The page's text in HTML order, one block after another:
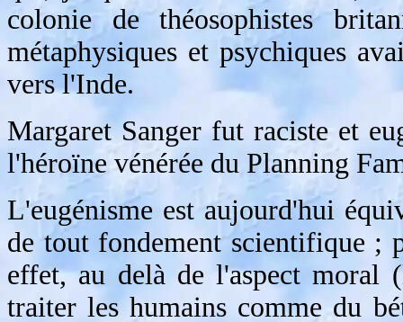
colonie de théosophistes
métaphysiques et psychiques
vers l'Inde.
Margaret Sanger fut raciste et
l'héroïne vénérée du Planning
L'eugénisme est aujourd'hui
de tout fondement scientifique ;
effet, au delà de l'aspect moral
traiter les humains comme du